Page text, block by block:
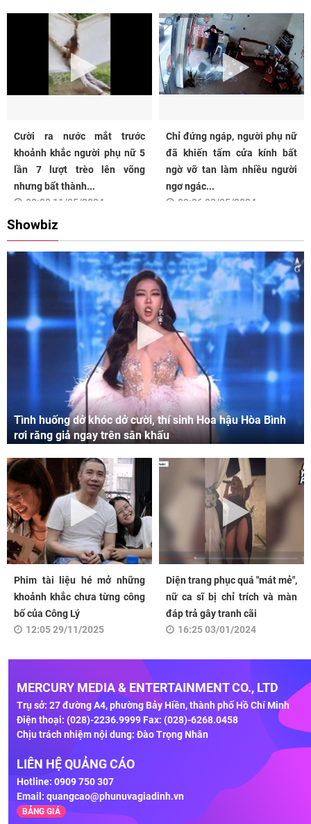
Cười ra nước mắt trước
khoảnh khắc người phụ nữ 5
lần 7 lượt trèo lên võng
nhưng bất thành...
08:00 11/05/2024
Chỉ đứng ngáp, người phụ nữ
đã khiến tấm cửa kính bất
ngờ vỡ tan làm nhiều người
ngơ ngác...
09:06 03/05/2024
Showbiz
Tình huống dở khóc dở cười, thí sinh Hoa hậu Hòa Bình
rơi răng giả ngay trên sân khấu
Phim tài liệu hé mở những
khoảnh khắc chưa từng công
bố của Công Lý
12:05 29/11/2025
Diện trang phục quá "mát mẻ",
nữ ca sĩ bị chỉ trích và màn
đáp trả gây tranh cãi
16:25 03/01/2024
MERCURY MEDIA & ENTERTAINMENT CO., LTD
Trụ sở: 27 đường A4, phường Bảy Hiền, thành phố Hồ Chí Minh
Điện thoại: (028)-2236.9999 Fax: (028)-6268.0458
Chịu trách nhiệm nội dung: Đào Trọng Nhân
LIÊN HỆ QUẢNG CÁO
Hotline: 0909 750 307
Email: quangcao@phunuvagiadinh.vn
BẢNG GIÁ